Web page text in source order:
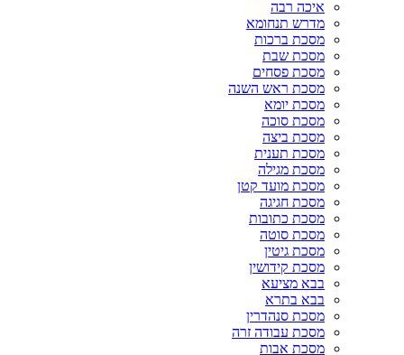
איכה רבה
מדרש תנחומא
מסכת ברכות
מסכת שבת
מסכת פסחים
מסכת ראש השנה
מסכת יומא
מסכת סוכה
מסכת ביצה
מסכת תענית
מסכת מגילה
מסכת מועד קטן
מסכת חגיגה
מסכת כתובות
מסכת סוטה
מסכת גיטין
מסכת קידושין
בבא מציעא
בבא בתרא
מסכת סנהדרין
מסכת עבודה זרה
מסכת אבות